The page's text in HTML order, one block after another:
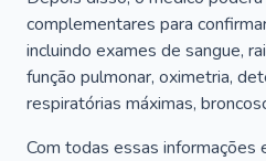
complementares para
incluindo exames de sangue,
função pulmonar, oximetria,
respiratórias máximas,
Com todas essas informações